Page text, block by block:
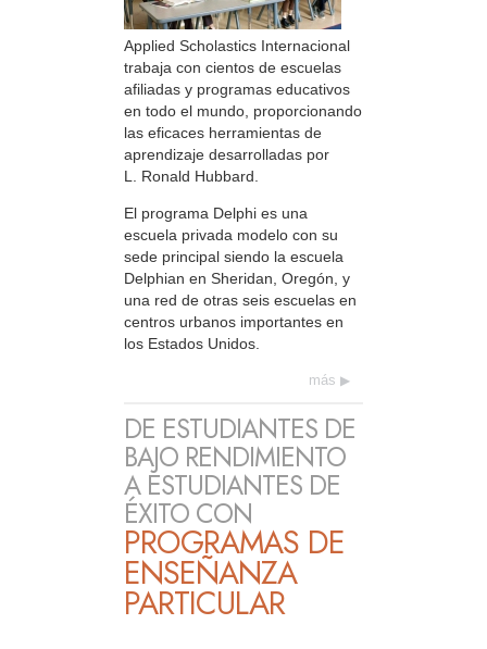
Applied Scholastics Internacional
trabaja con cientos de escuelas
afiliadas y programas educativos
en todo el mundo, proporcionando
las eficaces herramientas de
aprendizaje desarrolladas por
L. Ronald Hubbard.
El programa Delphi es una
escuela privada modelo con su
sede principal siendo la escuela
Delphian en Sheridan, Oregón, y
una red de otras seis escuelas en
centros urbanos importantes en
los Estados Unidos.
más
DE ESTUDIANTES DE
BAJO RENDIMIENTO
A ESTUDIANTES DE
ÉXITO CON
PROGRAMAS DE
ENSEÑANZA
PARTICULAR